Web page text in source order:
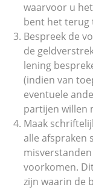
waarvoor u
bent het terug
Bespreek de
de
lening
(indien van
eventuele
partijen willen
Maak
alle afspraken
voorkomen.
zijn waarin de